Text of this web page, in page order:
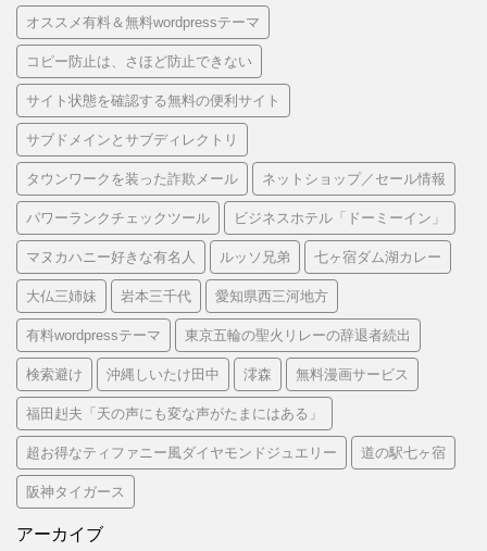
オススメ有料＆無料wordpressテーマ
コピー防止は、さほど防止できない
サイト状態を確認する無料の便利サイト
サブドメインとサブディレクトリ
タウンワークを装った詐欺メール ネットショップ／セール情報
パワーランクチェックツール ビジネスホテル「ドーミーイン」
マヌカハニー好きな有名人 ルッソ兄弟 七ヶ宿ダム湖カレー
大仏三姉妹 岩本三千代 愛知県西三河地方
有料wordpressテーマ 東京五輪の聖火リレーの辞退者続出
検索避け 沖縄しいたけ田中 澪森 無料漫画サービス
福田赳夫「天の声にも変な声がたまにはある」
超お得なティファニー風ダイヤモンドジュエリー 道の駅七ヶ宿
阪神タイガース
アーカイブ